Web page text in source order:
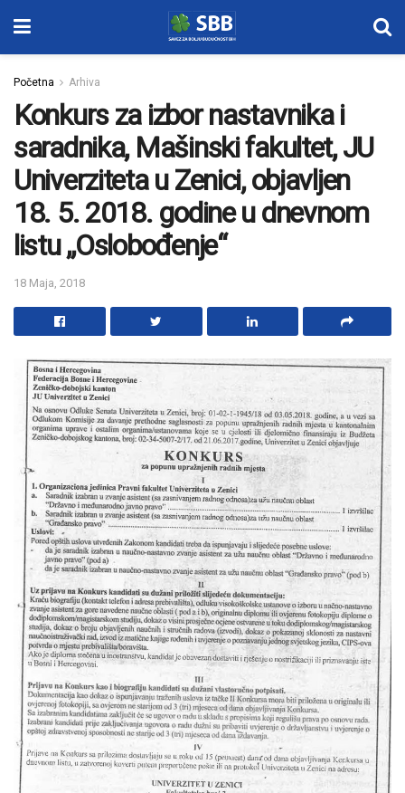
Početna Arhiva
Konkurs za izbor nastavnika i
saradnika, Mašinski fakultet, JU
Univerziteta u Zenici, objavljen
18. 5. 2018. godine u dnevnom
listu „Oslobođenje“
18 Maja, 2018